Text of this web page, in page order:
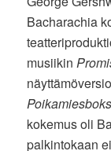
Bacharachia
musiikin
kokemus oli
palkintokaan